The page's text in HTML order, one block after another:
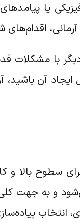
یا پیامدهای
دیگر با
آن
سطوح بالا
و به جهت
انتخاب